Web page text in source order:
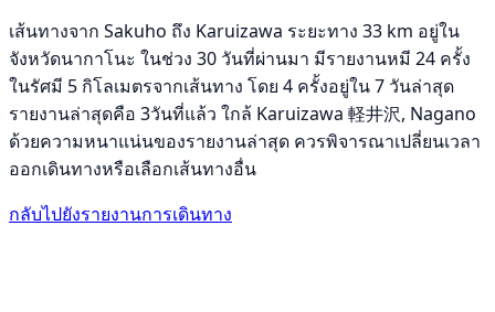
เส้นทางจาก Sakuho ถึง Karuizawa ระยะทาง 33 km อยู่ใน
จังหวัดนากาโนะ ในช่วง 30 วันที่ผ่านมา มีรายงานหมี 24 ครั้ง
ในรัศมี 5 กิโลเมตรจากเส้นทาง โดย 4 ครั้งอยู่ใน 7 วันล่าสุด
รายงานล่าสุดคือ 3วันที่แล้ว ใกล้ Karuizawa 軽井沢, Nagano
ด้วยความหนาแน่นของรายงานล่าสุด ควรพิจารณาเปลี่ยนเวลา
ออกเดินทางหรือเลือกเส้นทางอื่น
กลับไปยังรายงานการเดินทาง